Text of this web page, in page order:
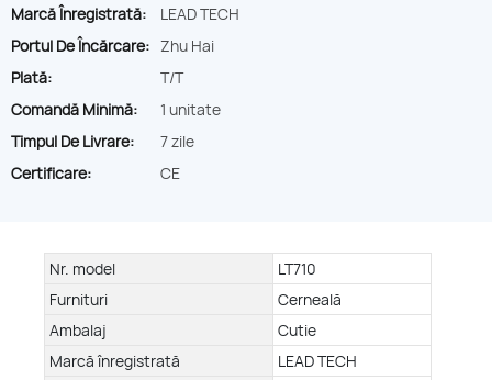
Marcă Înregistrată:
LEAD TECH
Portul De Încărcare: Zhu Hai
Plată:
T/T
Comandă Minimă:
1 unitate
Timpul De Livrare:
7 zile
Certificare:
CE
Nr. model
LT710
Furnituri
Cerneală
Ambalaj
Cutie
Marcă înregistrată
LEAD TECH